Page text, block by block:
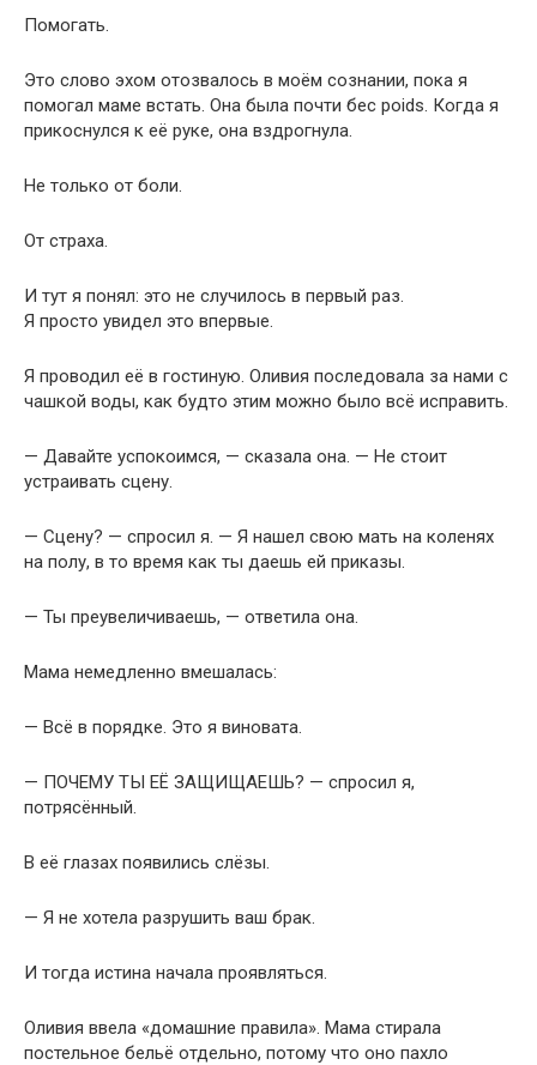
Помогать.
Это слово эхом отозвалось в моём сознании, пока я
помогал маме встать. Она была почти бес poids. Когда я
прикоснулся к её руке, она вздрогнула.
Не только от боли.
От страха.
И тут я понял: это не случилось в первый раз.
Я просто увидел это впервые.
Я проводил её в гостиную. Оливия последовала за нами с
чашкой воды, как будто этим можно было всё исправить.
— Давайте успокоимся, — сказала она. — Не стоит
устраивать сцену.
— Сцену? — спросил я. — Я нашел свою мать на коленях
на полу, в то время как ты даешь ей приказы.
— Ты преувеличиваешь, — ответила она.
Мама немедленно вмешалась:
— Всё в порядке. Это я виновата.
— ПОЧЕМУ ТЫ ЕЁ ЗАЩИЩАЕШЬ? — спросил я,
потрясённый.
В её глазах появились слёзы.
— Я не хотела разрушить ваш брак.
И тогда истина начала проявляться.
Оливия ввела «домашние правила». Мама стирала
постельное бельё отдельно, потому что оно пахло